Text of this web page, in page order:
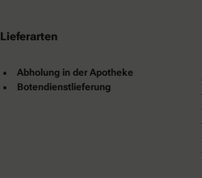
Lieferarten
Abholung in der Apotheke
Botendienstlieferung